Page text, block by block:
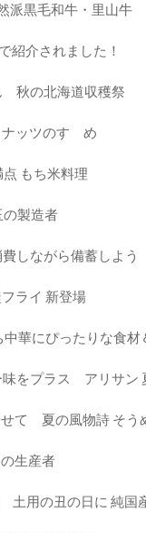
派黒毛和牛・里山牛
紹介されました！
秋の北海道収穫祭
ッツのすゝめ
もち米料理
製造者
しながら備蓄しよう
ライ 新登場
華にぴったりな食材
味をプラス アリサン
て 夏の風物詩 そう
生産者
土用の丑の日に 純国